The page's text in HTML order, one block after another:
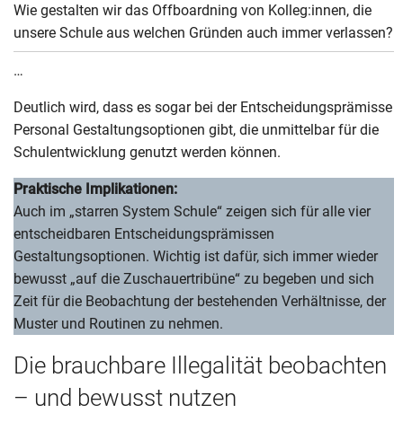
Wie gestalten wir das Offboardning von Kolleg:innen, die
unsere Schule aus welchen Gründen auch immer verlassen?
…
Deutlich wird, dass es sogar bei der Entscheidungsprämisse
Personal Gestaltungsoptionen gibt, die unmittelbar für die
Schulentwicklung genutzt werden können.
Praktische Implikationen:
Auch im „starren System Schule“ zeigen sich für alle vier
entscheidbaren Entscheidungsprämissen
Gestaltungsoptionen. Wichtig ist dafür, sich immer wieder
bewusst „auf die Zuschauertribüne“ zu begeben und sich
Zeit für die Beobachtung der bestehenden Verhältnisse, der
Muster und Routinen zu nehmen.
Die brauchbare Illegalität beobachten
– und bewusst nutzen